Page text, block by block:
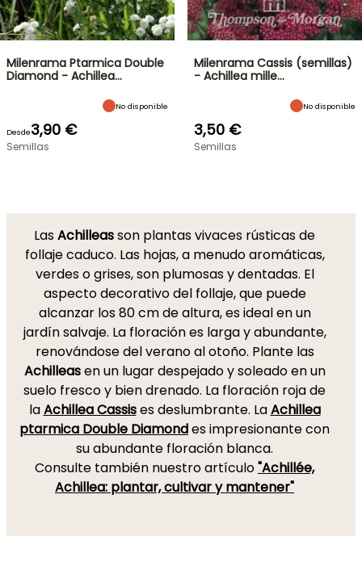
Milenrama Ptarmica Double
Diamond - Achillea…
No disponible
Desde3,90 €
Semillas
Milenrama Cassis (semillas)
- Achillea mille…
No disponible
3,50 €
Semillas
LasAchilleasson plantas vivaces rústicas de
follaje caduco. Las hojas, a menudo aromáticas,
verdes o grises, son plumosas y dentadas. El
aspecto decorativo del follaje, que puede
alcanzar los 80 cm de altura, es ideal en un
jardín salvaje. La floración es larga y abundante,
renovándose del verano al otoño. Plante las
Achilleasen un lugar despejado y soleado en un
suelo fresco y bien drenado. La floración roja de
laAchillea Cassises deslumbrante. LaAchillea
ptarmica Double Diamondes impresionante con
su abundante floración blanca.
Consulte también nuestro artículo"Achillée,
Achillea: plantar, cultivar y mantener"